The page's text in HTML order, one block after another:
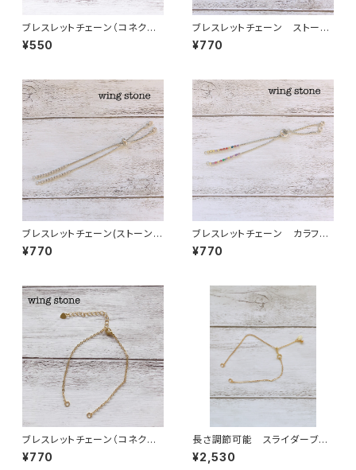
ブレスレットチェーン（コネクト
付き）ゴールド
¥550
ブレスレットチェーン ストーン
付き ゴールド
¥770
ブレスレットチェーン(ストーン付
き) シルバー
¥770
ブレスレットチェーン カラフル
ストーン付き シルバー
¥770
ブレスレットチェーン（コネクト
付き）先端ハート型
¥770
長さ調節可能 スライダーブレ
スレットチェーン S925 ゴール
ド
¥2,530